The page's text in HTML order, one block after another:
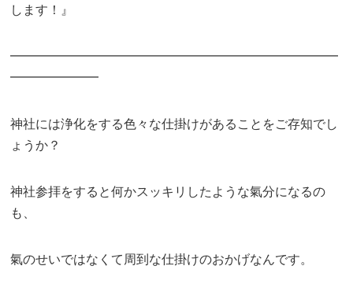
します！』
━━━━━━━━━━━━━━━━━━━━━━━━━━
━━━━━━━
神社には浄化をする色々な仕掛けがあることをご存知でし
ょうか？
神社参拝をすると何かスッキリしたような氣分になるの
も、
氣のせいではなくて周到な仕掛けのおかげなんです。